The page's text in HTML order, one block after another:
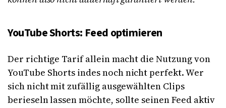
YouTube Shorts: Feed optimieren
Der richtige Tarif allein macht die Nutzung von
YouTube Shorts indes noch nicht perfekt. Wer
sich nicht mit zufällig ausgewählten Clips
berieseln lassen möchte, sollte seinen Feed aktiv